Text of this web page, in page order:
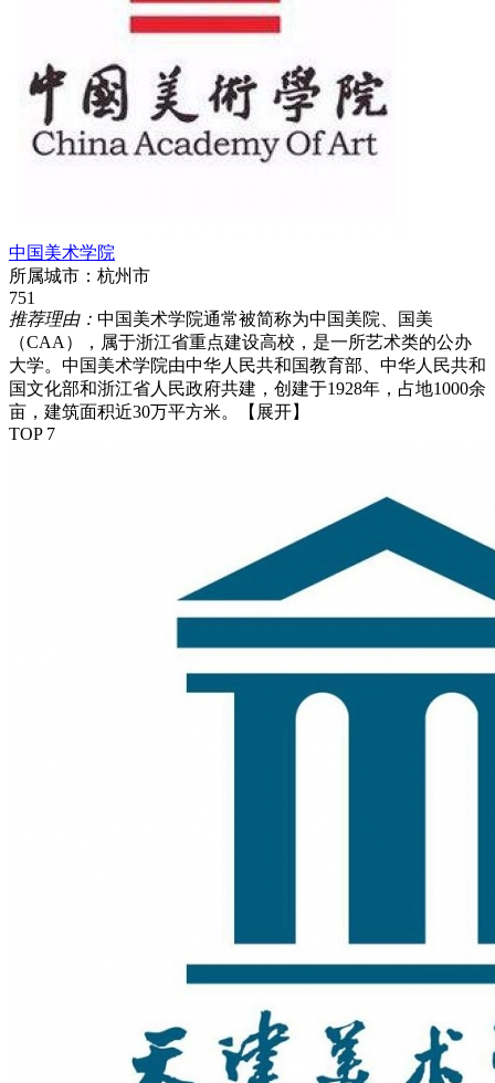
中国美术学院
所属城市： 杭州市
751
推荐理由： 中国美术学院通常被简称为中国美院、国美
（CAA），属于浙江省重点建设高校，是一所艺术类的公办
大学。中国美术学院由中华人民共和国教育部、中华人民共和
国文化部和浙江省人民政府共建，创建于1928年，占地1000余
亩，建筑面积近30万平方米。
【展开】
TOP 7